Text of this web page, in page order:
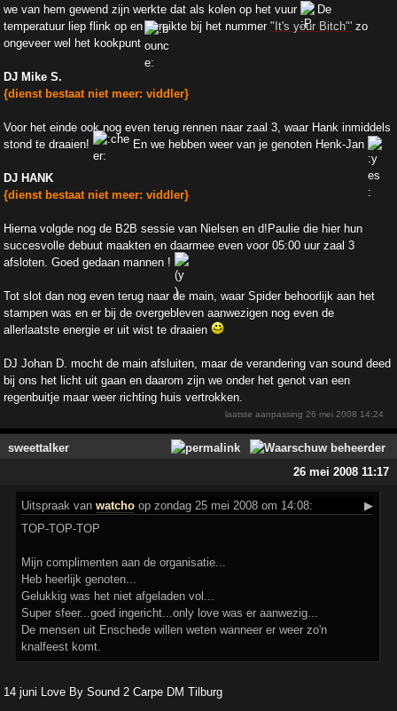
we van hem gewend zijn werkte dat als kolen op het vuur
De
temperatuur liep flink op en bereikte bij het nummer "It's your Bitch"'zo
ongeveer wel het kookpunt
DJ Mike S.
{dienst bestaat niet meer: viddler}
Voor het einde ook nog even terug rennen naar zaal 3, waar Hank inmiddels
stond te draaien!
En we hebben weer van je genoten Henk-Jan
DJ HANK
{dienst bestaat niet meer: viddler}
Hierna volgde nog de B2B sessie van Nielsen en d!Paulie die hier hun
succesvolle debuut maakten en daarmee even voor 05:00 uur zaal 3
afsloten. Goed gedaan mannen !
Tot slot dan nog even terug naar de main, waar Spider behoorlijk aan het
stampen was en er bij de overgebleven aanwezigen nog even de
allerlaatste energie er uit wist te draaien
DJ Johan D. mocht de main afsluiten, maar de verandering van sound deed
bij ons het licht uit gaan en daarom zijn we onder het genot van een
regenbuitje maar weer richting huis vertrokken.
laatste aanpassing26 mei 2008 14:24
sweettalker
26 mei 2008 11:17
Uitspraak vanwatcho op zondag 25 mei 2008 om 14:08:
▶
TOP-TOP-TOP
Mijn complimenten aan de organisatie...
Heb heerlijk genoten...
Gelukkig was het niet afgeladen vol...
Super sfeer...goed ingericht...only love was er aanwezig...
De mensen uit Enschede willen weten wanneer er weer zo'n
knalfeest komt.
14 juni Love By Sound 2 Carpe DM Tilburg